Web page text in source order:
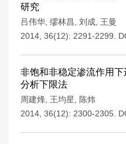
研究
吕伟华 缪林昌 刘成 王曼
2014, 36(12): 2291-2299.
非饱和非稳定渗流作用
分析下限法
周建烽 王均星
陈炜
2014, 36(12): 2300-2305.